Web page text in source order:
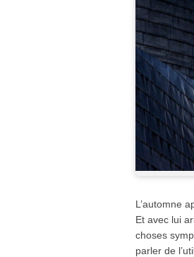
L’automne
Et avec lui
choses
parler de